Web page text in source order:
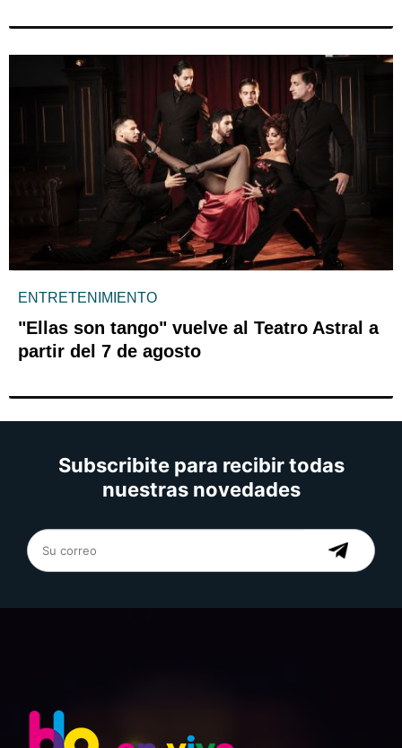
ENTRETENIMIENTO
"Ellas son tango" vuelve al Teatro Astral a
partir del 7 de agosto
Subscribite para recibir todas
nuestras novedades